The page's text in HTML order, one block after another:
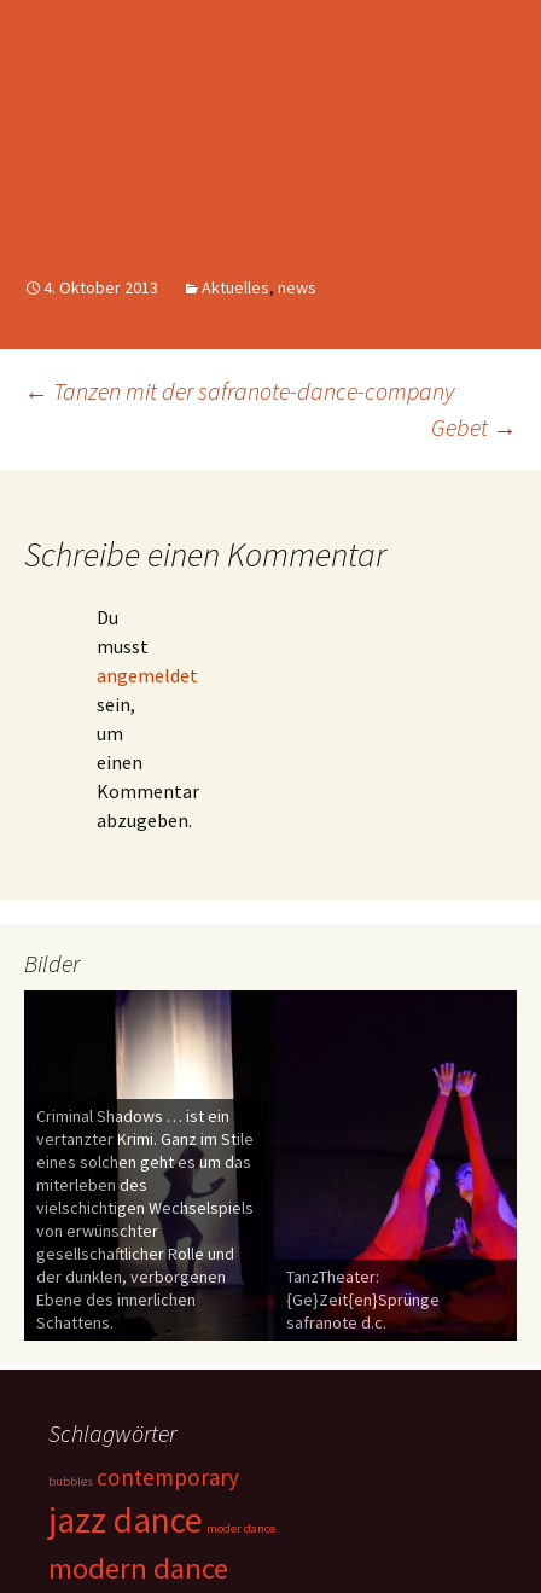
4. Oktober 2013 Aktuelles, news
Beitragsnavigation
← Tanzen mit der safranote-dance-company
Gebet →
Schreibe einen Kommentar
Du
musst
angemeldet
sein,
um
einen
Kommentar
abzugeben.
Bilder
Criminal Shadows … ist ein
vertanzter Krimi. Ganz im Stile
eines solchen geht es um das
miterleben des
vielschichtigen Wechselspiels
von erwünschter
gesellschaftlicher Rolle und
der dunklen, verborgenen
Ebene des innerlichen
Schattens.
TanzTheater:
{Ge}Zeit{en}Sprünge
safranote d.c.
Schlagwörter
bubbles contemporary
jazz dance moder dance
modern dance